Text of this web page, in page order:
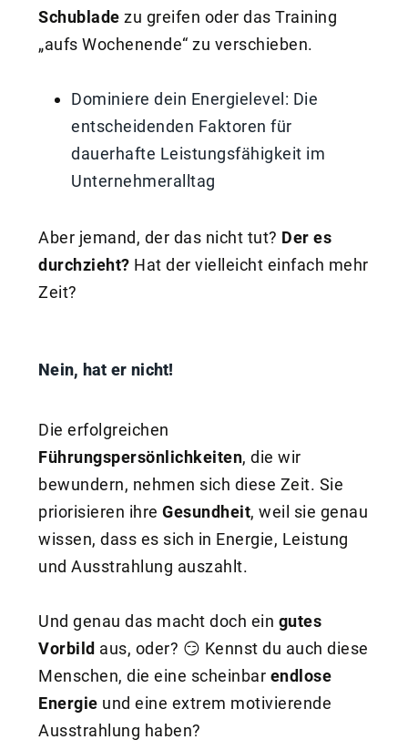
Schublade zu greifen oder das Training
„aufs Wochenende“ zu verschieben.
Dominiere dein Energielevel: Die
entscheidenden Faktoren für
dauerhafte Leistungsfähigkeit im
Unternehmeralltag
Aber jemand, der das nicht tut? Der es
durchzieht? Hat der vielleicht einfach mehr
Zeit?
Nein, hat er nicht!
Die erfolgreichen
Führungspersönlichkeiten, die wir
bewundern, nehmen sich diese Zeit. Sie
priorisieren ihre Gesundheit, weil sie genau
wissen, dass es sich in Energie, Leistung
und Ausstrahlung auszahlt.
Und genau das macht doch ein gutes
Vorbild aus, oder? 😏 Kennst du auch diese
Menschen, die eine scheinbar endlose
Energie und eine extrem motivierende
Ausstrahlung haben?